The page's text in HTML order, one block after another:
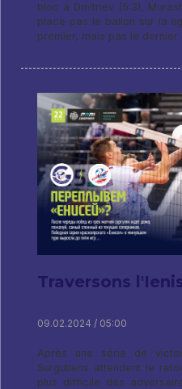
bloc à Dmitriev (5:3),
place pas le ballon sur la
premier, mais pas le dernier
Traversons
09.02.2024 / 05:00
Après une série de
Surgutiens attendent le
plus difficile des